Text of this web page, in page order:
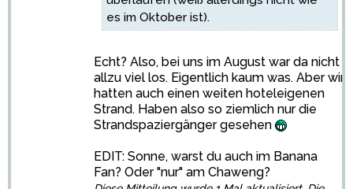
es im Oktober ist).
Echt? Also, bei uns im August war da nicht
allzu viel los. Eigentlich kaum was. Aber wir
hatten auch einen weiten hoteleigenen
Strand. Haben also so ziemlich nur die
Strandspaziergänger gesehen
EDIT: Sonne, warst du auch im Banana
Fan? Oder "nur" am Chaweng?